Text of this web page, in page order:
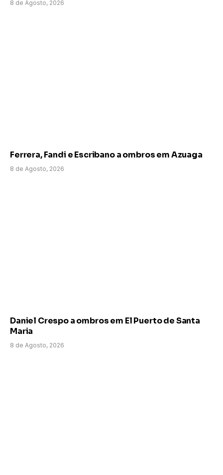
8 de Agosto, 2026
Ferrera, Fandi e Escribano a ombros em Azuaga
8 de Agosto, 2026
Daniel Crespo a ombros em El Puerto de Santa
Maria
8 de Agosto, 2026